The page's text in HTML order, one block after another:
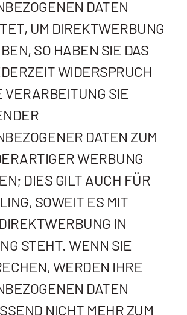
DATEN
UM DIREKTWERBUNG
SO HABEN SIE DAS
WIDERSPRUCH
VERARBEITUNG SIE
DATEN ZUM
WERBUNG
DIES GILT AUCH FÜR
SOWEIT ES MIT
IN
STEHT. WENN SIE
WERDEN IHRE
DATEN
NICHT MEHR ZUM